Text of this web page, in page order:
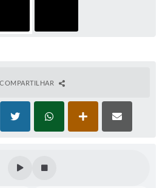
COMPARTILHAR